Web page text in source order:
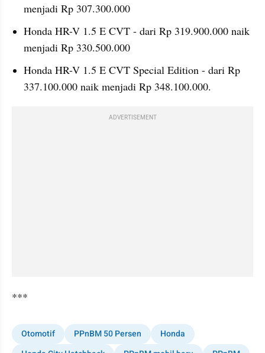
menjadi Rp 307.300.000
Honda HR-V 1.5 E CVT - dari Rp 319.900.000 naik
menjadi Rp 330.500.000
Honda HR-V 1.5 E CVT Special Edition - dari Rp
337.100.000 naik menjadi Rp 348.100.000.
ADVERTISEMENT
***
Otomotif PPnBM 50 Persen
Honda